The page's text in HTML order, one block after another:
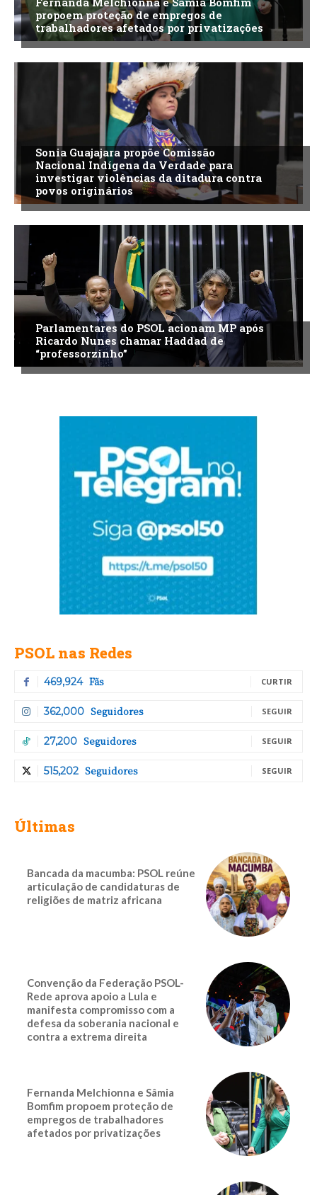
propoem proteção de empregos de
trabalhadores afetados por privatizações
Sonia Guajajara propõe Comissão
Nacional Indígena da Verdade para
investigar violências da ditadura contra
povos originários
Parlamentares do PSOL acionam MP após
Ricardo Nunes chamar Haddad de
“professorzinho”
PSOL nas Redes
469,924 Fãs CURTIR
362,000 Seguidores SEGUIR
27,200 Seguidores SEGUIR
515,202 Seguidores SEGUIR
Últimas
Bancada da macumba: PSOL reúne
articulação de candidaturas de
religiões de matriz africana
Convenção da Federação PSOL-
Rede aprova apoio a Lula e
manifesta compromisso com a
defesa da soberania nacional e
contra a extrema direita
Fernanda Melchionna e Sâmia
Bomfim propoem proteção de
empregos de trabalhadores
afetados por privatizações